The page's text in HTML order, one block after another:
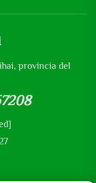
provincia del